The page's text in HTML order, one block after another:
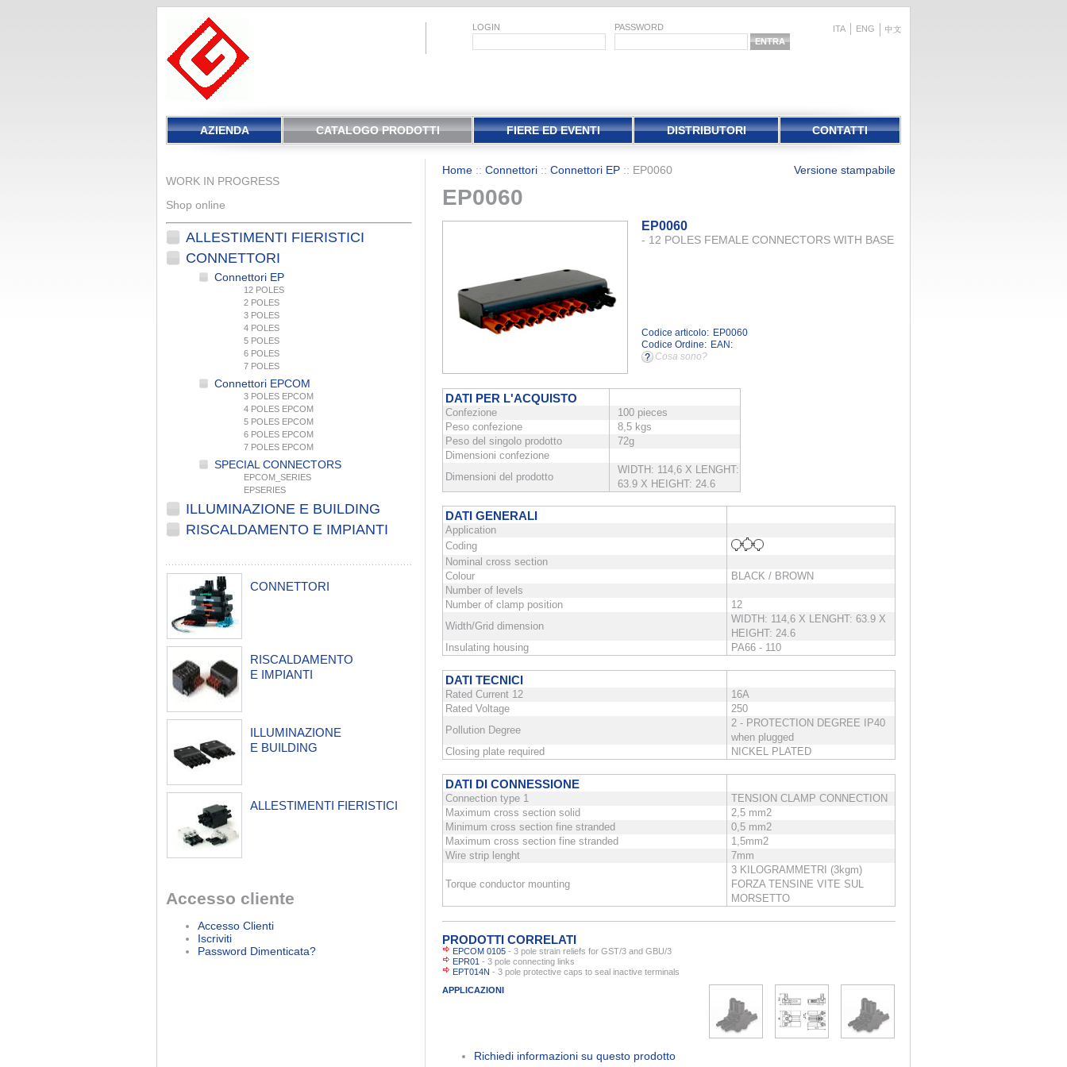
ITA ENG
LOGIN PASSWORD
AZIENDA CATALOGO PRODOTTI FIERE ED EVENTI DISTRIBUTORI CONTATTI
WORK IN PROGRESS
Shop online
ALLESTIMENTI FIERISTICI
CONNETTORI
Connettori EP
12 POLES
2 POLES
3 POLES
4 POLES
5 POLES
6 POLES
7 POLES
Connettori EPCOM
3 POLES EPCOM
4 POLES EPCOM
5 POLES EPCOM
6 POLES EPCOM
7 POLES EPCOM
SPECIAL CONNECTORS
EPCOM_SERIES
EPSERIES
ILLUMINAZIONE E BUILDING
RISCALDAMENTO E IMPIANTI
CONNETTORI
RISCALDAMENTO
E IMPIANTI
ILLUMINAZIONE
E BUILDING
ALLESTIMENTI FIERISTICI
Accesso cliente
Accesso Clienti
Iscriviti
Password Dimenticata?
Home :: Connettori :: Connettori EP :: EP0060 Versione stampabile
EP0060
EP0060
- 12 POLES FEMALE CONNECTORS WITH BASE
Codice articolo: EP0060
Codice Ordine: EAN:
Cosa sono?
DATI PER L'ACQUISTO
Confezione
100 pieces
Peso confezione
8,5 kgs
Peso del singolo prodotto
72g
Dimensioni confezione
Dimensioni del prodotto
WIDTH: 114,6 X LENGHT:
63.9 X HEIGHT: 24.6
DATI GENERALI
Application
Coding
Nominal cross section
Colour
BLACK / BROWN
Number of levels
Number of clamp position
12
Width/Grid dimension
WIDTH: 114,6 X LENGHT: 63.9 X
HEIGHT: 24.6
Insulating housing
PA66 - 110
DATI TECNICI
Rated Current 12
16A
Rated Voltage
250
Pollution Degree
2 - PROTECTION DEGREE IP40
when plugged
Closing plate required
NICKEL PLATED
DATI DI CONNESSIONE
Connection type 1
TENSION CLAMP CONNECTION
Maximum cross section solid
2,5 mm2
Minimum cross section fine stranded
0,5 mm2
Maximum cross section fine stranded
1,5mm2
Wire strip lenght
7mm
Torque conductor mounting
3 KILOGRAMMETRI (3kgm)
FORZA TENSINE VITE SUL
MORSETTO
PRODOTTI CORRELATI
EPCOM 0105 - 3 pole strain reliefs for GST/3 and GBU/3
EPR01 - 3 pole connecting links
EPT014N - 3 pole protective caps to seal inactive terminals
APPLICAZIONI
Richiedi informazioni su questo prodotto